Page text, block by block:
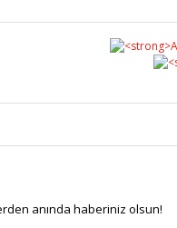
anında haberiniz olsun!